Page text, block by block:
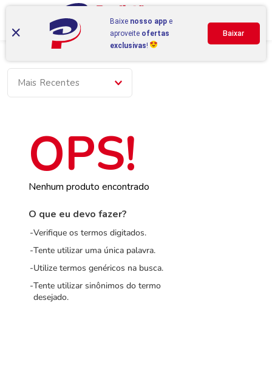
Mais Recentes
Nenhum produto encontrado
O que eu devo fazer?
Verifique os termos digitados.
Tente utilizar uma única palavra.
Utilize termos genéricos na busca.
Tente utilizar sinônimos do termo
desejado.
Baixe nosso app e
aproveite ofertas
exclusivas!
Baixar